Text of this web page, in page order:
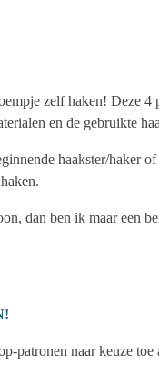
zelf haken! Deze 4
en de gebruikte
haakster/haker
dan ben ik maar een
patronen naar keuze